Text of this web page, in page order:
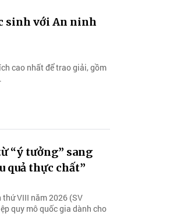
sinh với An ninh
cao nhất để trao giải, gồm
“ý tưởng” sang
quả thực chất”
VIII năm 2026 (SV
quy mô quốc gia dành cho